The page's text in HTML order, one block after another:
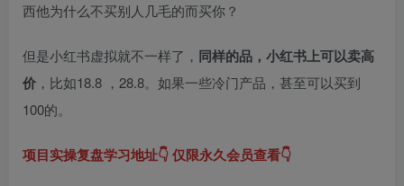
西他为什么不买别人几毛的而买你？
但是小红书虚拟就不一样了， 同样的品，小红书上可以卖高
价 ，比如18.8 ，28.8。如果一些冷门产品，甚至可以买到
100的。
项目实操复盘学习地址👇 仅限永久会员查看👇